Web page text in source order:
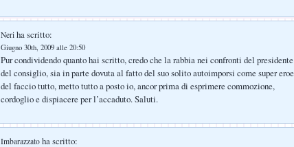
Neri ha scritto:
Giugno 30th, 2009 alle 20:50
Pur condividendo quanto hai scritto, credo che la rabbia nei confronti del presidente
del consiglio, sia in parte dovuta al fatto del suo solito autoimporsi come super eroe
del faccio tutto, metto tutto a posto io, ancor prima di esprimere commozione,
cordoglio e dispiacere per l’accaduto. Saluti.
Imbarazzato ha scritto: